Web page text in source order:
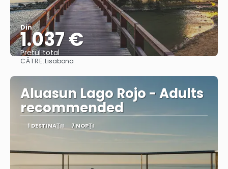
Din
1.037 €
Pretul total
CĂTRE:Lisabona
Aluasun Lago Rojo - Adults
recommended
1 DESTINAŢII 7 NOPȚI